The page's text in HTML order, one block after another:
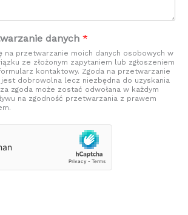
danych*
na przetwarzanie moich danych osobowych w
ze złożonym zapytaniem lub zgłoszeniem
kontaktowy. Zgoda na przetwarzanie
dobrowolna lecz niezbędna do uzyskania
zgoda może zostać odwołana w każdym
na zgodność przetwarzania z prawem